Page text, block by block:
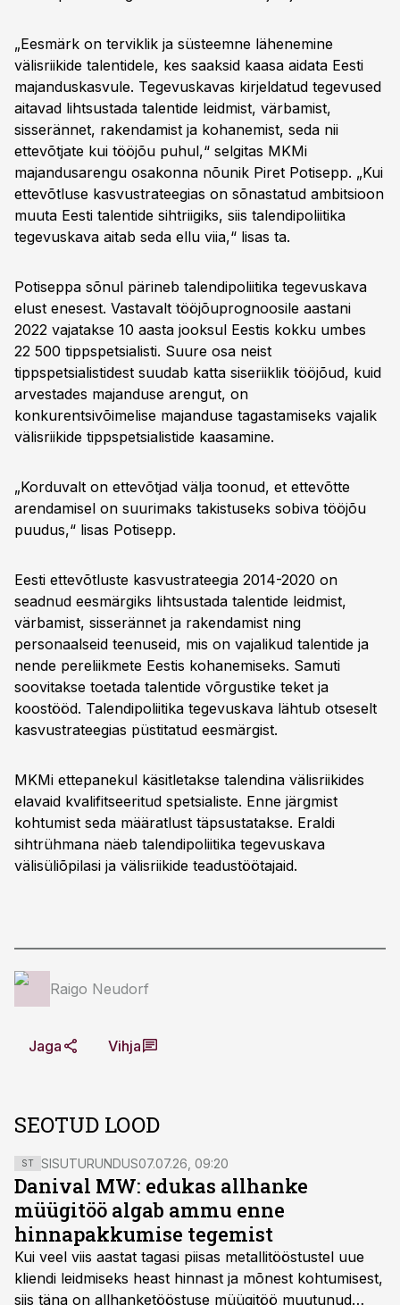
„Eesmärk on terviklik ja süsteemne lähenemine
välisriikide talentidele, kes saaksid kaasa aidata Eesti
majanduskasvule. Tegevuskavas kirjeldatud tegevused
aitavad lihtsustada talentide leidmist, värbamist,
sisserännet, rakendamist ja kohanemist, seda nii
ettevõtjate kui tööjõu puhul,“ selgitas MKMi
majandusarengu osakonna nõunik Piret Potisepp. „Kui
ettevõtluse kasvustrateegias on sõnastatud ambitsioon
muuta Eesti talentide sihtriigiks, siis talendipoliitika
tegevuskava aitab seda ellu viia,“ lisas ta.
Potiseppa sõnul pärineb talendipoliitika tegevuskava
elust enesest. Vastavalt tööjõuprognoosile aastani
2022 vajatakse 10 aasta jooksul Eestis kokku umbes
22 500 tippspetsialisti. Suure osa neist
tippspetsialistidest suudab katta siseriiklik tööjõud, kuid
arvestades majanduse arengut, on
konkurentsivõimelise majanduse tagastamiseks vajalik
välisriikide tippspetsialistide kaasamine.
„Korduvalt on ettevõtjad välja toonud, et ettevõtte
arendamisel on suurimaks takistuseks sobiva tööjõu
puudus,“ lisas Potisepp.
Eesti ettevõtluste kasvustrateegia 2014-2020 on
seadnud eesmärgiks lihtsustada talentide leidmist,
värbamist, sisserännet ja rakendamist ning
personaalseid teenuseid, mis on vajalikud talentide ja
nende pereliikmete Eestis kohanemiseks. Samuti
soovitakse toetada talentide võrgustike teket ja
koostööd. Talendipoliitika tegevuskava lähtub otseselt
kasvustrateegias püstitatud eesmärgist.
MKMi ettepanekul käsitletakse talendina välisriikides
elavaid kvalifitseeritud spetsialiste. Enne järgmist
kohtumist seda määratlust täpsustatakse. Eraldi
sihtrühmana näeb talendipoliitika tegevuskava
välisüliõpilasi ja välisriikide teadustöötajaid.
Raigo Neudorf
Jaga Vihja
SEOTUD LOOD
ST SISUTURUNDUS07.07.26, 09:20
Danival MW: edukas allhanke
müügitöö algab ammu enne
hinnapakkumise tegemist
Kui veel viis aastat tagasi piisas metallitööstustel uue
kliendi leidmiseks heast hinnast ja mõnest kohtumisest,
siis täna on allhanketööstuse müügitöö muutunud